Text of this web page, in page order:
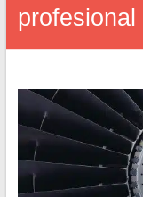
profesional